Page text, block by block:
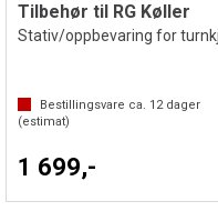
Tilbehør til RG Køller
Bestillingsvare ca. 12dager
(estimat)
1 699,-